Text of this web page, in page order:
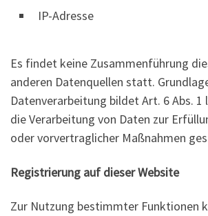
IP-Adresse
Es findet keine Zusammenführung
anderen Datenquellen statt.
Datenverarbeitung bildet Art. 6 Abs. 1
die Verarbeitung von Daten zur
oder vorvertraglicher Maßnahmen
Registrierung auf dieser Website
Zur Nutzung bestimmter Funktionen